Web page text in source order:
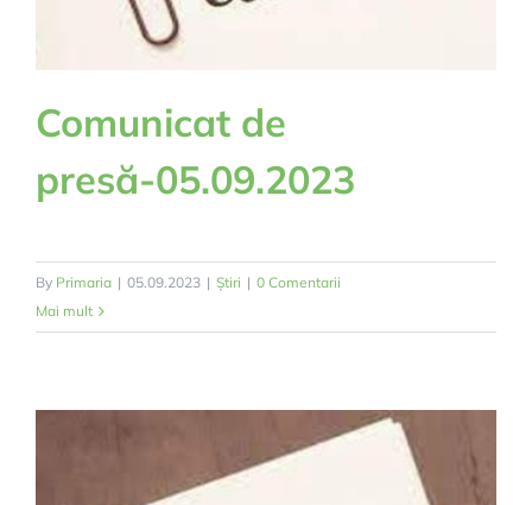
Comunicat de
presă-05.09.2023
By Primaria | 05.09.2023 | Știri | 0 Comentarii
Mai mult